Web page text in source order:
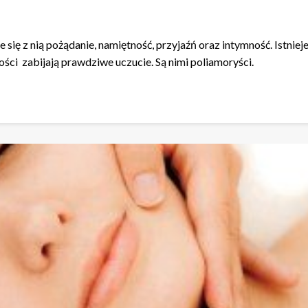
się z nią pożądanie, namiętność, przyjaźń oraz intymność.
zabijają prawdziwe uczucie. Są nimi poliamoryści.